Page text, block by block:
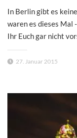
In Berlin gibt es
waren es dieses Mal
Ihr Euch gar nicht
27. Januar 2015